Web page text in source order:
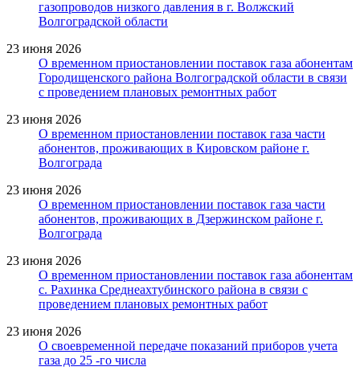
газопроводов низкого давления в г. Волжский
Волгоградской области
23 июня 2026
О временном приостановлении поставок газа абонентам
Городищенского района Волгоградской области в связи
с проведением плановых ремонтных работ
23 июня 2026
О временном приостановлении поставок газа части
абонентов, проживающих в Кировском районе г.
Волгограда
23 июня 2026
О временном приостановлении поставок газа части
абонентов, проживающих в Дзержинском районе г.
Волгограда
23 июня 2026
О временном приостановлении поставок газа абонентам
с. Рахинка Среднеахтубинского района в связи с
проведением плановых ремонтных работ
23 июня 2026
О своевременной передаче показаний приборов учета
газа до 25 -го числа